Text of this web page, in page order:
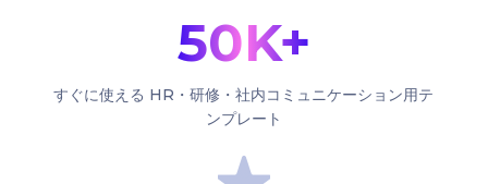
50K+
すぐに使える HR・研修・社内コミュニケーション用テ
ンプレート